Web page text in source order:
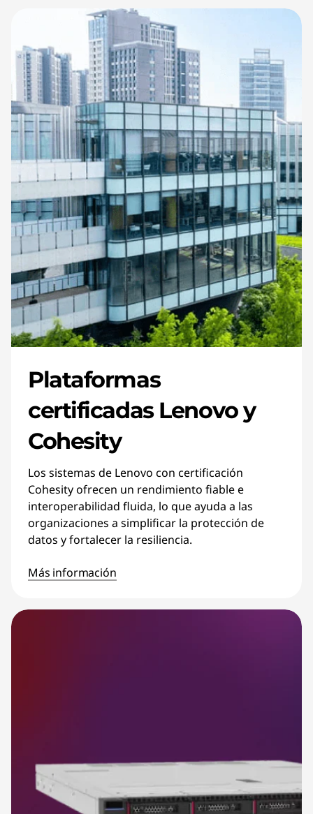
Plataformas
certificadas Lenovo y
Cohesity
Los sistemas de Lenovo con certificación
Cohesity ofrecen un rendimiento fiable e
interoperabilidad fluida, lo que ayuda a las
organizaciones a simplificar la protección de
datos y fortalecer la resiliencia.
Más información